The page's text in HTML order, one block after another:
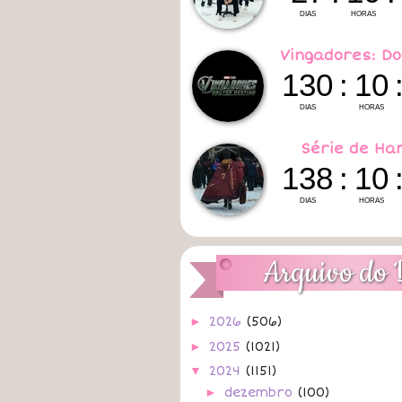
Vingadores:
Série de
Arquivo do
► 2026 (506)
► 2025 (1021)
▼ 2024 (1151)
► dezembro (100)